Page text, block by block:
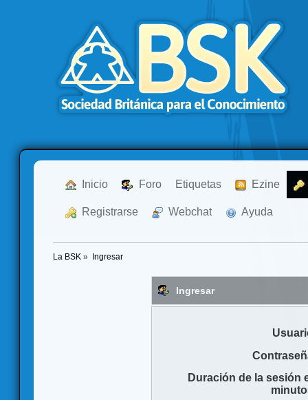
Inicio Foro Etiquetas Ezine
Registrarse Webchat Ayuda
La BSK » Ingresar
Ingresar
Duración de la sesión